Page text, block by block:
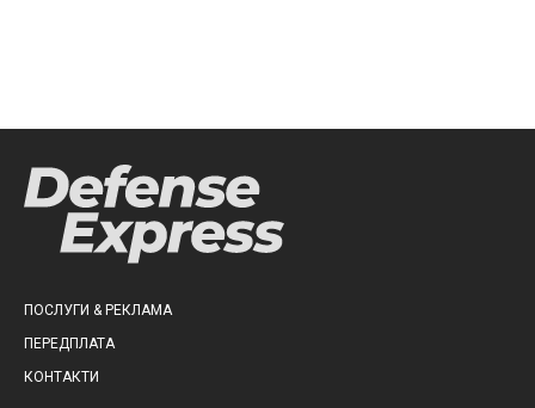
ПОСЛУГИ & РЕКЛАМА
ПЕРЕДПЛАТА
КОНТАКТИ